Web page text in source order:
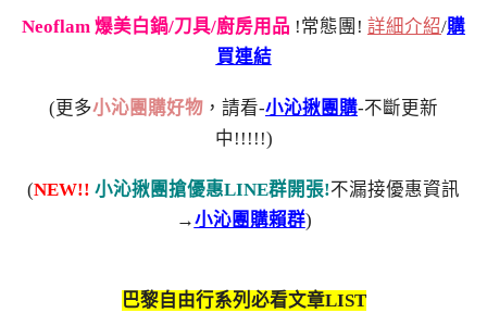
Neoflam 爆美白鍋/刀具/廚房用品 !常態團! 詳細介紹/購
買連結
(更多小沁團購好物 ，請看-小沁揪團購-不斷更新
中!!!!!)
(NEW!! 小沁揪團搶優惠LINE群開張!不漏接優惠資訊
→小沁團購賴群)
巴黎自由行系列必看文章LIST